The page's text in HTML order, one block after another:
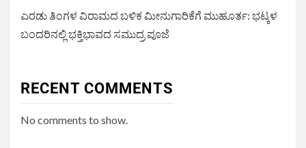
ಎರಡು ತಿಂಗಳ ವಿರಾಮದ ಬಳಿಕ ಮೀನುಗಾರಿಕೆಗೆ ಮುಹೂರ್ತ: ಭಟ್ಕಳ
ಬಂದರಿನಲ್ಲಿ ಭಕ್ತಿಭಾವದ ಸಮುದ್ರ ಪೂಜೆ
RECENT COMMENTS
No comments to show.